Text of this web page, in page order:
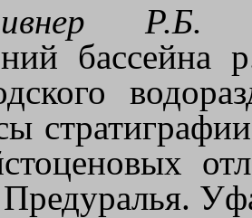
Предуралья.